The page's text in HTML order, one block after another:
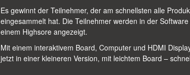
Es gewinnt der Teilnehmer, der am schnellsten alle
eingesammelt hat. Die Teilnehmer werden in der
einem Highsore angezeigt.
Mit einem interaktivem Board, Computer und HDMI
jetzt in einer kleineren Version, mit leichtem Board –